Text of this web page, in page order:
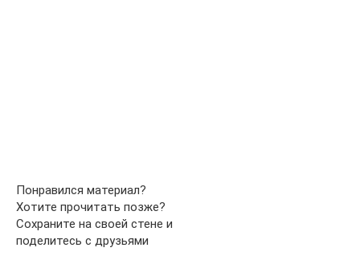
Понравился материал?
Хотите прочитать позже?
Сохраните на своей стене и
поделитесь с друзьями